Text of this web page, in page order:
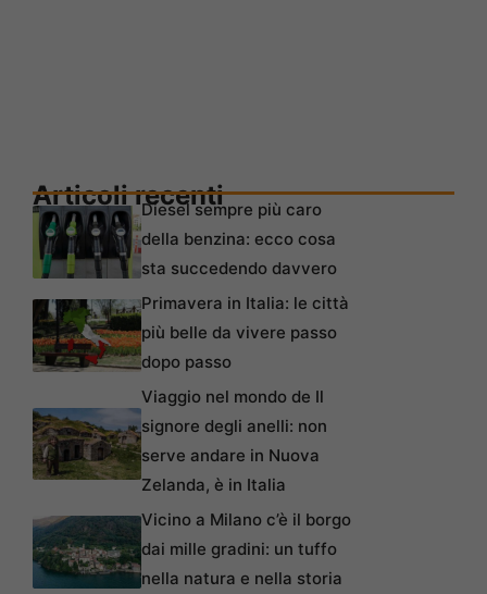
Articoli recentiDiesel sempre più caro
della benzina: ecco cosa
sta succedendo davvero
Primavera in Italia: le città
più belle da vivere passo
dopo passo
Viaggio nel mondo de Il
signore degli anelli: non
serve andare in Nuova
Zelanda, è in Italia
Vicino a Milano c’è il borgo
dai mille gradini: un tuffo
nella natura e nella storia